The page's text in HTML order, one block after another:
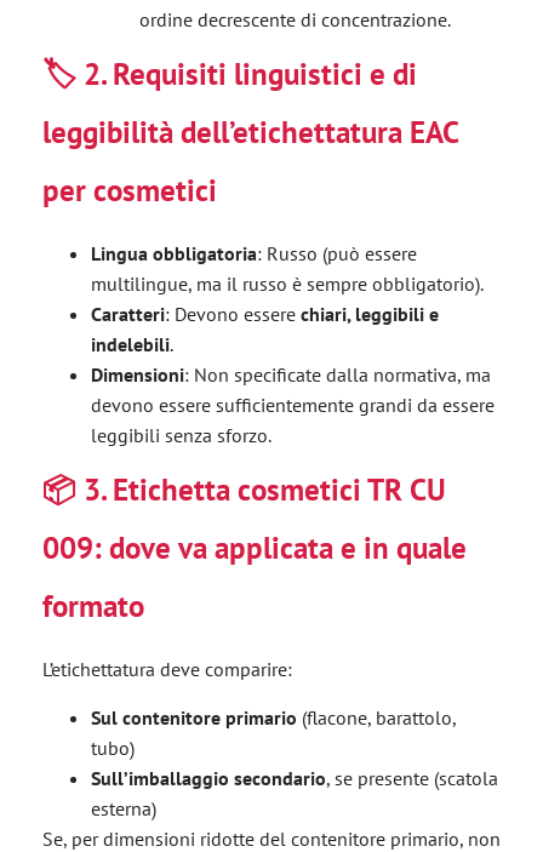
ordine decrescente di concentrazione.
🏷️ 2. Requisiti linguistici e di
leggibilità dell’etichettatura EAC
per cosmetici
Lingua obbligatoria: Russo (può essere
multilingue, ma il russo è sempre obbligatorio).
Caratteri: Devono essere chiari, leggibili e
indelebili.
Dimensioni: Non specificate dalla normativa, ma
devono essere sufficientemente grandi da essere
leggibili senza sforzo.
📦 3. Etichetta cosmetici TR CU
009: dove va applicata e in quale
formato
L’etichettatura deve comparire:
Sul contenitore primario (flacone, barattolo,
tubo)
Sull’imballaggio secondario, se presente (scatola
esterna)
Se, per dimensioni ridotte del contenitore primario, non